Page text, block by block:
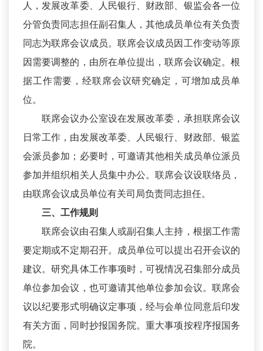
人，发展改革委、人民银行、财政部、银监会各一位
分管负责同志担任副召集人，其他成员单位有关负责
同志为联席会议成员。联席会议成员因工作变动等原
因需要调整的，由所在单位提出，联席会议确定。根
据工作需要，经联席会议研究确定，可增加成员单
位。
联席会议办公室设在发展改革委，承担联席会议
日常工作，由发展改革委、人民银行、财政部、银监
会派员参加；必要时，可邀请其他相关成员单位派员
参加并组织相关人员集中办公。联席会议设联络员，
由联席会议成员单位有关司局负责同志担任。
三、工作规则
联席会议由召集人或副召集人主持，根据工作需
要定期或不定期召开。成员单位可以提出召开会议的
建议。研究具体工作事项时，可视情况召集部分成员
单位参加会议，也可邀请其他单位参加会议。联席会
议以纪要形式明确议定事项，经与会单位同意后印发
有关方面，同时抄报国务院。重大事项按程序报国务
院。